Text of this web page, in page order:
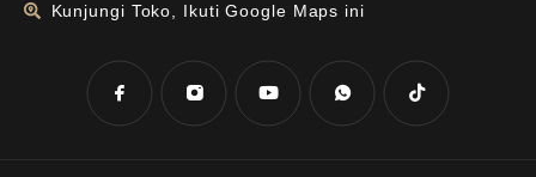
Kunjungi Toko, Ikuti Google Maps ini